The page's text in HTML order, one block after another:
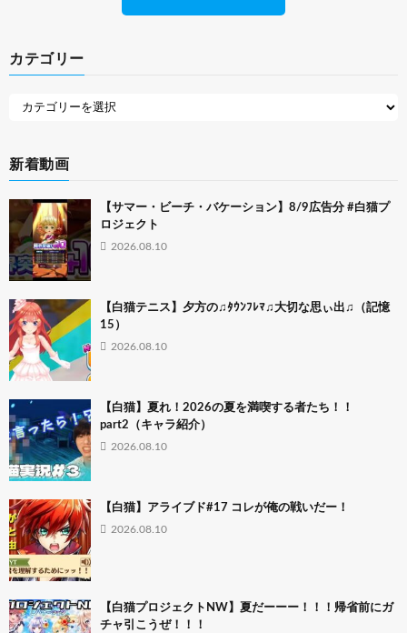
カテゴリー
新着動画
【サマー・ビーチ・バケーション】8/9広告分 #白猫プ
ロジェクト
2026.08.10
【白猫テニス】夕方の♫ﾀｳﾝﾌﾚﾏ♫大切な思ぃ出♫（記憶
15）
2026.08.10
【白猫】夏れ！2026の夏を満喫する者たち！！
part2（キャラ紹介）
2026.08.10
【白猫】アライブド#17 コレが俺の戦いだー！
2026.08.10
【白猫プロジェクトNW】夏だーーー！！！帰省前にガ
チャ引こうぜ！！！